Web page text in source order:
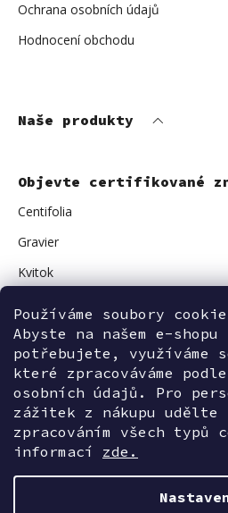
Používáme soubory
Abyste na našem e-
potřebujete, využíváme
které zpracováváme
osobních údajů. Pro
zážitek z nákupu udělte
zpracováním všech typů
informací zde.
Ochrana osobních údajů
Hodnocení obchodu
Naše produkty
Objevte certifikované
Centifolia
Gravier
Kvitok
Avant Skincare
Sonnentor
Kontaktujte nás